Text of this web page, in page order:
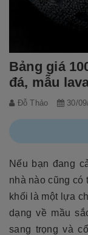
Bảng giá
đá, mẫu
Đỗ Thảo 30/
Nếu bạn đang
nhà nào cũng có
khối là một lựa
dạng về mầu
sang trọng và